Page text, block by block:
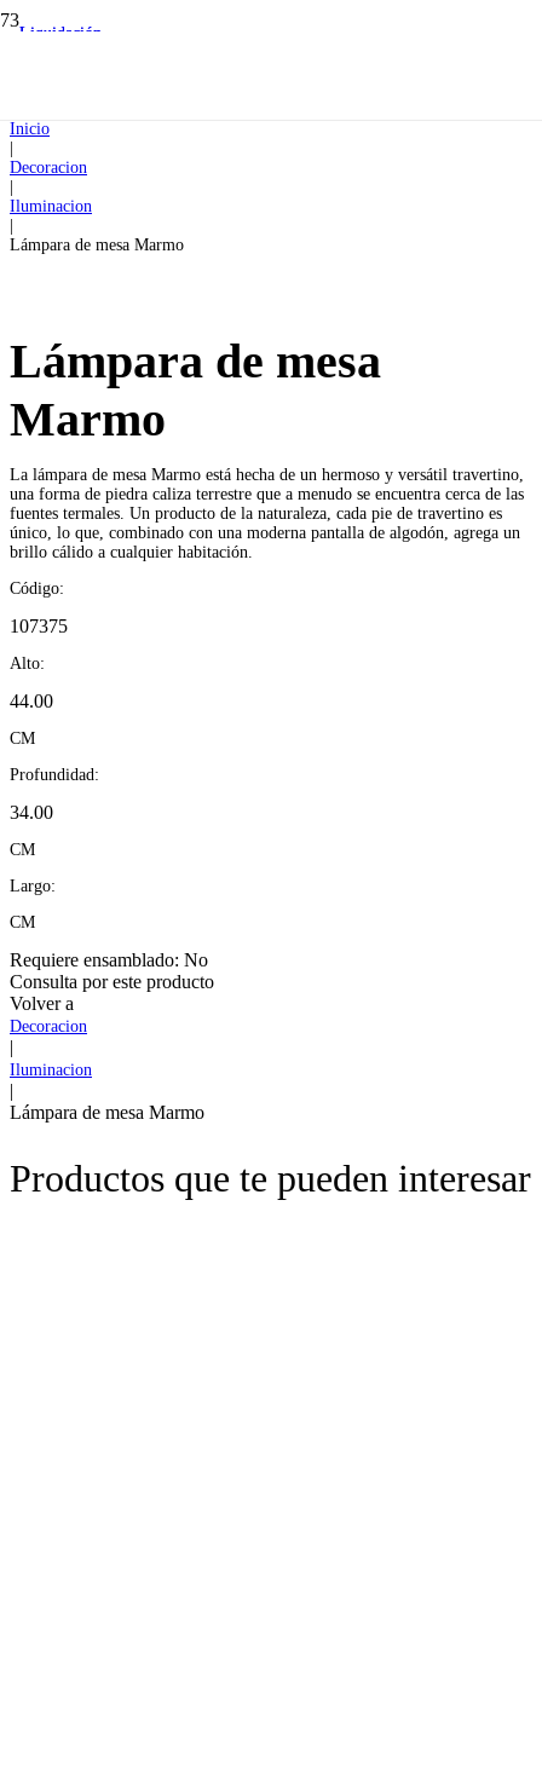
Inicio
Decoracion
Iluminacion
Lámpara de mesa Marmo
Lámpara de mesa
Marmo
La lámpara de mesa Marmo está hecha de un hermoso y versátil travertino,
una forma de piedra caliza terrestre que a menudo se encuentra cerca de las
fuentes termales. Un producto de la naturaleza, cada pie de travertino es
único, lo que, combinado con una moderna pantalla de algodón, agrega un
brillo cálido a cualquier habitación.
Código:
107375
Alto:
44.00
CM
Profundidad:
34.00
CM
Largo:
CM
Requiere ensamblado: No
Consulta por este producto
Volver a
Decoracion
|
Iluminacion
|
Lámpara de mesa Marmo
Productos que te pueden interesar
Liquidación
Liquidación